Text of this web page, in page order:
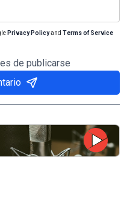
Privacy Policyand Terms of Service
de publicarse